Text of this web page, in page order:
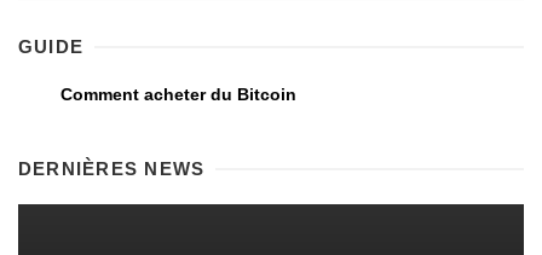
GUIDE
Comment acheter du Bitcoin
DERNIÈRES NEWS